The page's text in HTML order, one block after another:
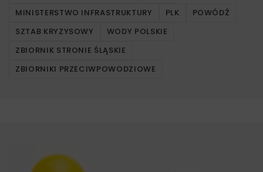
MINISTERSTWO INFRASTRUKTURY
PLK
POWÓDŹ
SZTAB KRYZYSOWY
WODY POLSKIE
ZBIORNIK STRONIE ŚLĄSKIE
ZBIORNIKI PRZECIWPOWODZIOWE